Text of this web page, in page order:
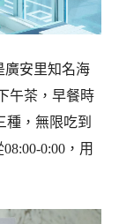
廣安里知名海
午茶，早餐時
種，無限吃到
0:00，用